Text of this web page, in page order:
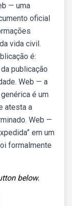
— uma
oficial
vida civil.
é:
publicação
Web — a
é um
atesta a
Web —
em um
formalmente
below.